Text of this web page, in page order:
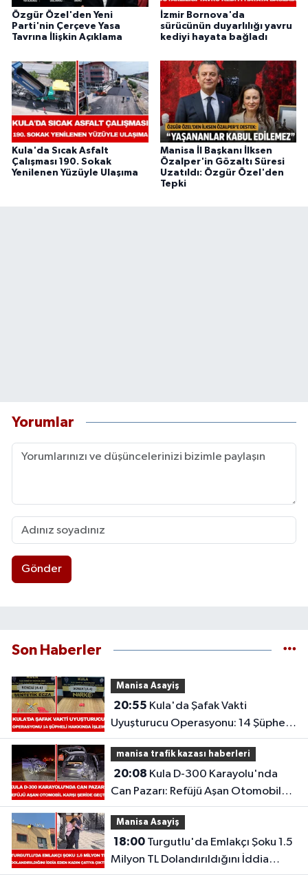
Özgür Özel'den Yeni
Parti'nin Çerçeve Yasa
Tavrına İlişkin Açıklama
İzmir Bornova'da
sürücünün duyarlılığı yavru
kediyi hayata bağladı
Kula'da Sıcak Asfalt
Çalışması 190. Sokak
Yenilenen Yüzüyle Ulaşıma
Manisa İl Başkanı İlksen
Özalper'in Gözaltı Süresi
Uzatıldı: Özgür Özel'den
Tepki
Yorumlar
Gönder
Son Haberler
Manisa Asayiş
20:55
Uyuşturucu Operasyonu: 14 Şüpheli
Hakkında İşlem
manisa trafik kazası haberleri
20:08
Can Pazarı: Refüjü Aşan Otomobil
Karşı Şeride Geçti,
Manisa Asayiş
18:00Turgutlu'da Emlakçı Şoku 1.5
Milyon TL Dolandırıldığını İddia